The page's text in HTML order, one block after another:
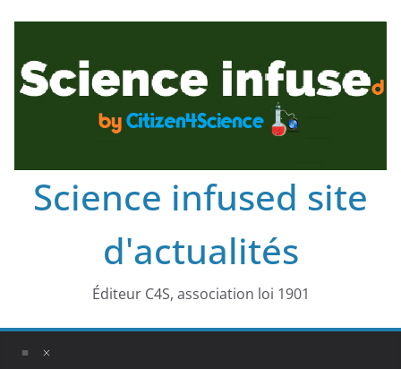
Science infused site
d'actualités
Éditeur C4S, association loi 1901